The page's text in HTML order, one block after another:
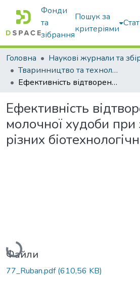
Фонди
та
зібрання
Пошук за
критеріями
Головна
Тваринництво та технології харчових продуктів
Ефективність відтворення молочної худоби при застосуванні різних біотехнологічних методів
Ефективність
молочної худоби при
різних
Вантажиться...
Файли
77_Ruban.pdf(610,56 KB)